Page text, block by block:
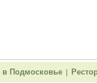
Подмосковье